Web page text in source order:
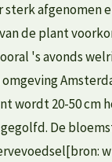
de plant
's avonds
wordt 20-50
De